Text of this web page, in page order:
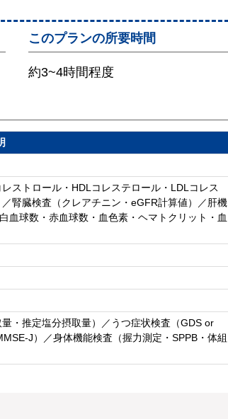
このプランの所要時間
約3~4時間程度
ストロール・HDLコレステロール・LDLコレス
腎臓検査（クレアチニン・eGFR計算値）／肝機
血球数・赤血球数・血色素・ヘマトクリット・血
・推定塩分摂取量）／うつ症状検査（GDS or
J）／身体機能検査（握力測定・SPPB・体組